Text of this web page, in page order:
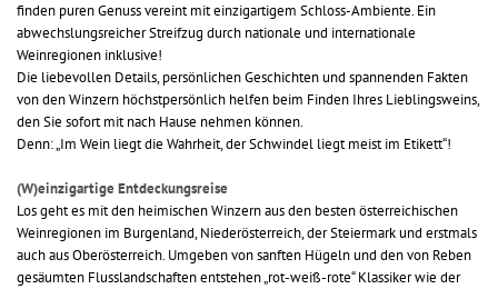
finden puren Genuss vereint mit einzigartigem Schloss-Ambiente. Ein
abwechslungsreicher Streifzug durch nationale und internationale
Weinregionen inklusive!
Die liebevollen Details, persönlichen Geschichten und spannenden Fakten
von den Winzern höchstpersönlich helfen beim Finden Ihres Lieblingsweins,
den Sie sofort mit nach Hause nehmen können.
Denn: „Im Wein liegt die Wahrheit, der Schwindel liegt meist im Etikett“!
(W)einzigartige Entdeckungsreise
Los geht es mit den heimischen Winzern aus den besten österreichischen
Weinregionen im Burgenland, Niederösterreich, der Steiermark und erstmals
auch aus Oberösterreich. Umgeben von sanften Hügeln und den von Reben
gesäumten Flusslandschaften entstehen „rot-weiß-rote“ Klassiker wie der